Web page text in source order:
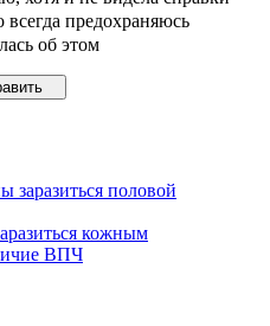
предохраняюсь
об этом
заразиться половой
кожным
ВПЧ